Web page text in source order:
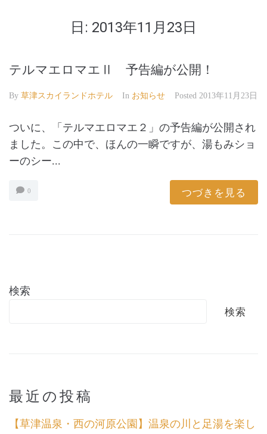
日: 2013年11月23日
テルマエロマエⅡ 予告編が公開！
By 草津スカイランドホテル In お知らせ Posted 2013年11月23日
ついに、「テルマエロマエ２」の予告編が公開され
ました。この中で、ほんの一瞬ですが、湯もみショ
ーのシー...
0 つづきを見る
検索
検索
最近の投稿
【草津温泉・西の河原公園】温泉の川と足湯を楽し